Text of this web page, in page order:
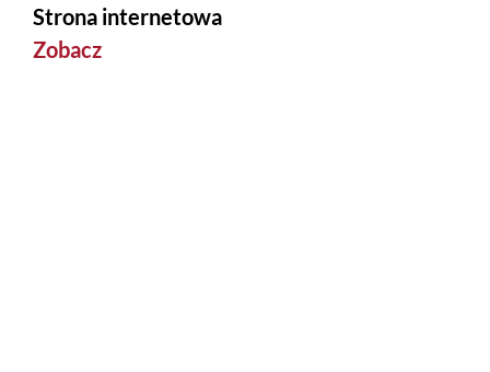
Strona internetowa
Zobacz